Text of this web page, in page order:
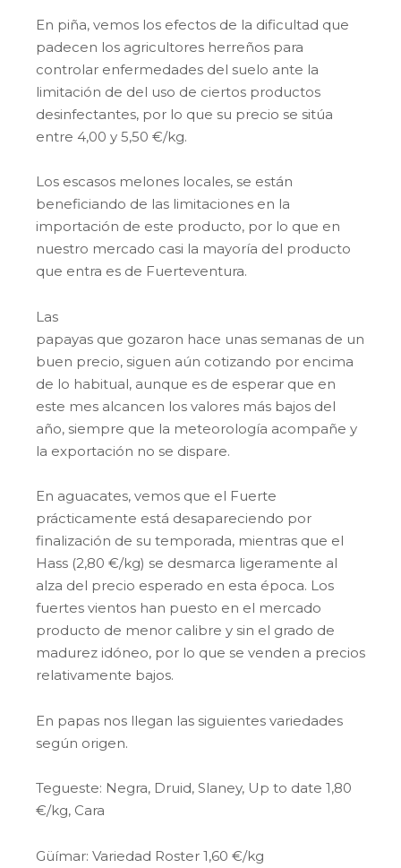
En piña, vemos los efectos de la dificultad que
padecen los agricultores herreños para
controlar enfermedades del suelo ante la
limitación de del uso de ciertos productos
desinfectantes, por lo que su precio se sitúa
entre 4,00 y 5,50 €/kg.
Los escasos melones locales, se están
beneficiando de las limitaciones en la
importación de este producto, por lo que en
nuestro mercado casi la mayoría del producto
que entra es de Fuerteventura.
Las
papayas que gozaron hace unas semanas de un
buen precio, siguen aún cotizando por encima
de lo habitual, aunque es de esperar que en
este mes alcancen los valores más bajos del
año, siempre que la meteorología acompañe y
la exportación no se dispare.
En aguacates, vemos que el Fuerte
prácticamente está desapareciendo por
finalización de su temporada, mientras que el
Hass (2,80 €/kg) se desmarca ligeramente al
alza del precio esperado en esta época. Los
fuertes vientos han puesto en el mercado
producto de menor calibre y sin el grado de
madurez idóneo, por lo que se venden a precios
relativamente bajos.
En papas nos llegan las siguientes variedades
según origen.
Tegueste: Negra, Druid, Slaney, Up to date 1,80
€/kg, Cara
Güímar: Variedad Roster 1,60 €/kg